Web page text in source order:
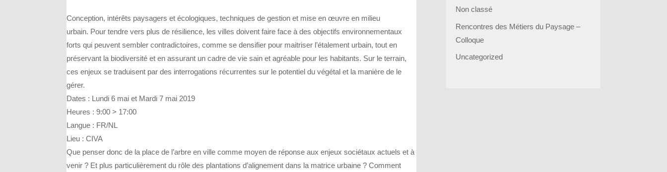
Conception, intérêts paysagers et écologiques, techniques de gestion et mise en œuvre en milieu
urbain. Pour tendre vers plus de résilience, les villes doivent faire face à des objectifs environnementaux
forts qui peuvent sembler contradictoires, comme se densifier pour maitriser l’étalement urbain, tout en
préservant la biodiversité et en assurant un cadre de vie sain et agréable pour les habitants. Sur le terrain,
ces enjeux se traduisent par des interrogations récurrentes sur le potentiel du végétal et la manière de le
gérer.
Dates : Lundi 6 mai et Mardi 7 mai 2019
Heures : 9:00 > 17:00
Langue : FR/NL
Lieu : CIVA
Que penser donc de la place de l’arbre en ville comme moyen de réponse aux enjeux sociétaux actuels et à
venir ? Et plus particulièrement du rôle des plantations d’alignement dans la matrice urbaine ? Comment
Non classé
Rencontres des Métiers du Paysage –
Colloque
Uncategorized